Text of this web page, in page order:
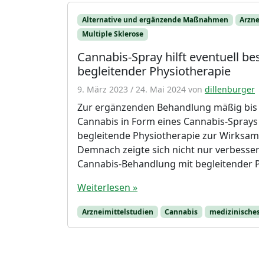
Alternative und ergänzende Maßnahmen
Multiple Sklerose
Cannabis-Spray hilft eventuell
begleitender Physiotherapie
9. März 2023 / 24. Mai 2024 von dillenburger
Zur ergänzenden Behandlung mäßig
Cannabis in Form eines Cannabis-
begleitende Physiotherapie zur
Demnach zeigte sich nicht nur
Cannabis-Behandlung mit begleitender
Weiterlesen »
Arzneimittelstudien Cannabis